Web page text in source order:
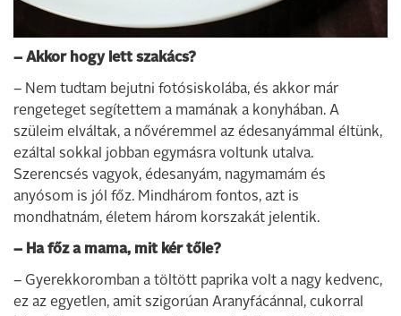
– Akkor hogy lett szakács?
– Nem tudtam bejutni fotósiskolába, és akkor már
rengeteget segítettem a mamának a konyhában. A
szüleim elváltak, a nővéremmel az édesanyámmal éltünk,
ezáltal sokkal jobban egymásra voltunk utalva.
Szerencsés vagyok, édesanyám, nagymamám és
anyósom is jól főz. Mindhárom fontos, azt is
mondhatnám, életem három korszakát jelentik.
– Ha főz a mama, mit kér tőle?
– Gyerekkoromban a töltött paprika volt a nagy kedvenc,
ez az egyetlen, amit szigorúan Aranyfácánnal, cukorral